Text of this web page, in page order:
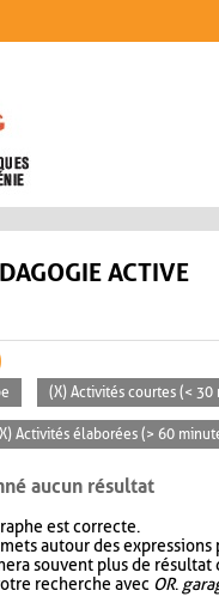
ACTIVE
(X) Activités courtes (< 30
Activités élaborées (> 60
aucun résultat
est correcte.
autour des
souvent plus de résultat
recherche avec OR.